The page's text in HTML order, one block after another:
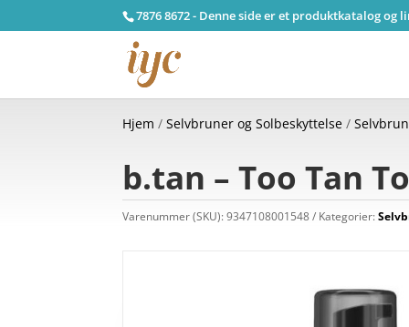
7876 8672 - Denne side er et produktkatalog
Hjem /Selvbruner og Solbeskyttelse /
b.tan – Too Tan
Varenummer (SKU):9347108001548 Kategorier: